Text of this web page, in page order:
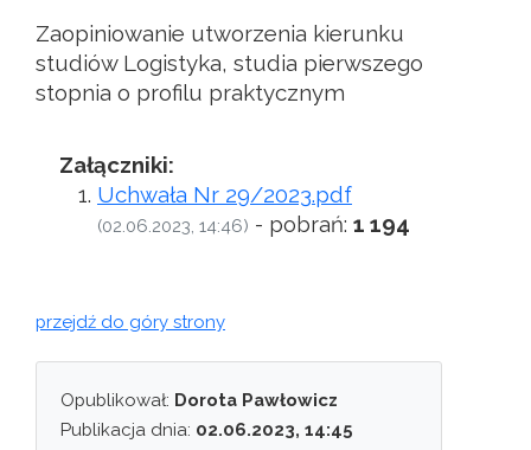
Zaopiniowanie utworzenia kierunku
studiów Logistyka, studia pierwszego
stopnia o profilu praktycznym
Załączniki:
Uchwała Nr 29/2023.pdf
(02.06.2023, 14:46) - pobrań: 1 194
przejdź do góry strony
Opublikował: Dorota Pawłowicz
Publikacja dnia: 02.06.2023, 14:45